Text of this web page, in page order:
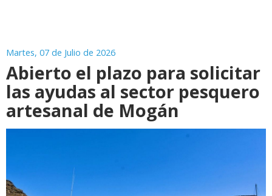
Martes, 07 de Julio de 2026
Abierto el plazo para solicitar
las ayudas al sector pesquero
artesanal de Mogán